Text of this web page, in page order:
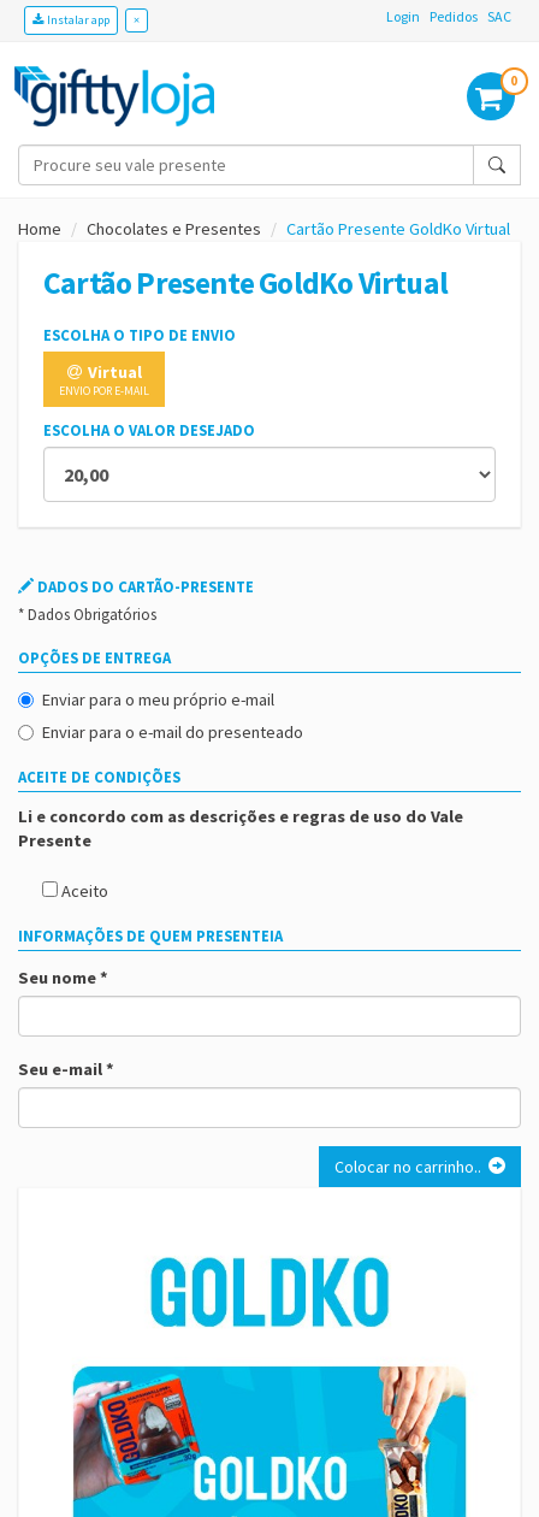
Instalar app × Login Pedidos SAC
0
Home Chocolates e Presentes Cartão Presente GoldKo Virtual
Cartão Presente GoldKo Virtual
ESCOLHA O TIPO DE ENVIO
Virtual
ENVIO POR E-MAIL
ESCOLHA O VALOR DESEJADO
DADOS DO CARTÃO-PRESENTE
* Dados Obrigatórios
OPÇÕES DE ENTREGA
Enviar para o meu próprio e-mail
Enviar para o e-mail do presenteado
ACEITE DE CONDIÇÕES
Li e concordo com as descrições e regras de uso do Vale
Presente
Aceito
INFORMAÇÕES DE QUEM PRESENTEIA
Seu nome *
Seu e-mail *
Colocar no carrinho..